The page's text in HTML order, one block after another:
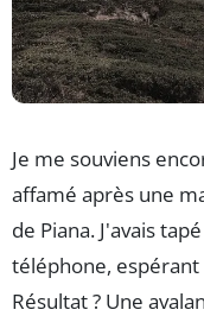
Je me souviens
affamé après une
de Piana. J'avais
téléphone,
Résultat ? Une